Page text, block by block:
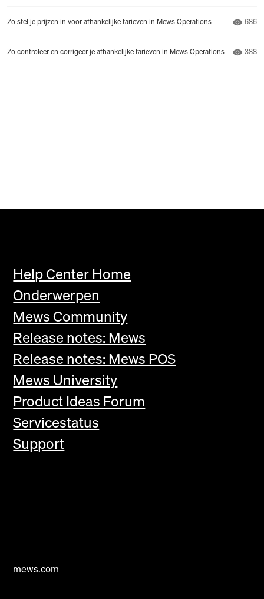
Zo stel je prijzen in voor afhankelijke tarieven in Mews Operations 686
Zo controleer en corrigeer je afhankelijke tarieven in Mews Operations 388
Help Center Home
Onderwerpen
Mews Community
Release notes: Mews
Release notes: Mews POS
Mews University
Product Ideas Forum
Servicestatus
Support
mews.com